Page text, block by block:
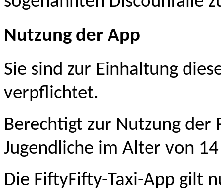
Nutzung der App
Sie sind zur Einhaltung
verpflichtet.
Berechtigt zur Nutzung der
Jugendliche im Alter von
Die FiftyFifty-Taxi-App gilt